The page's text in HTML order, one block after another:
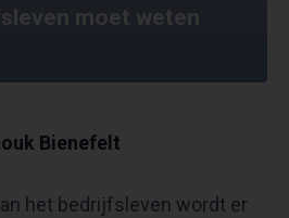
moet weten
Bienefelt
het bedrijfsleven wordt er